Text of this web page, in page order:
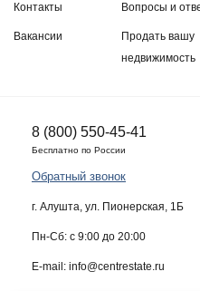
Контакты
Вакансии
Вопросы и
Продать вашу
недвижимость
8 (800) 550-45-41
Бесплатно по России
Обратный звонок
г. Алушта, ул. Пионерская, 1Б
Пн-Сб: с 9:00 до 20:00
E-mail: info@centrestate.ru